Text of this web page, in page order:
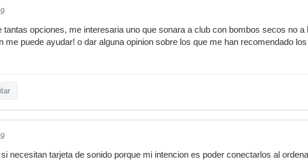
tantas opciones, me interesaria uno que sonara a club con bombos secos no
me puede ayudar! o dar alguna opinion sobre los que me han recomendado
necesitan tarjeta de sonido porque mi intencion es poder conectarlos al